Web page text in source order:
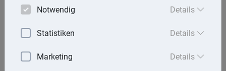
Notwendig Details
Statistiken Details
Marketing Details